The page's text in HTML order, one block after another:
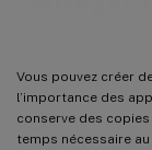
Vous pouvez créer
l’importance des
conserve des
temps nécessaire